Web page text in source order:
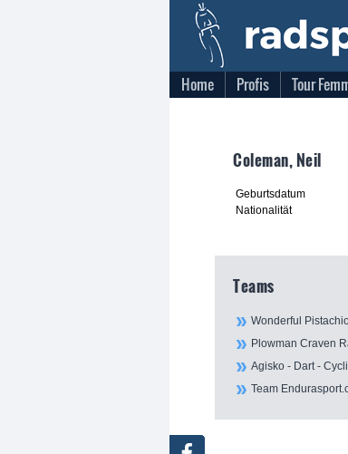
Home Profis Tour
Coleman, Neil
Geburtsdatum
Nationalität
Teams
Wonderful
Plowman Craven
Agisko - Dart -
Team